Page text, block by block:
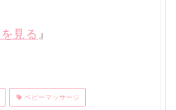
見る 』
ベビーマッサージ